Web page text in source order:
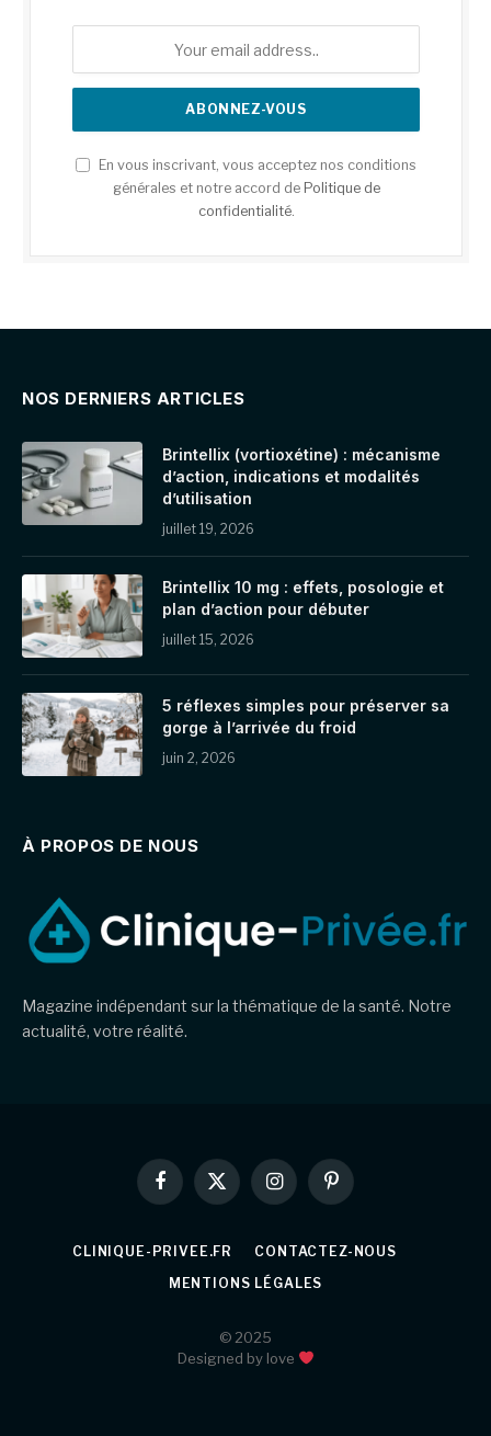
En vous inscrivant, vous acceptez nos conditions
générales et notre accord de Politique de
confidentialité.
NOS DERNIERS ARTICLES
Brintellix (vortioxétine) : mécanisme
d’action, indications et modalités
d’utilisation
juillet 19, 2026
Brintellix 10 mg : effets, posologie et
plan d’action pour débuter
juillet 15, 2026
5 réflexes simples pour préserver sa
gorge à l’arrivée du froid
juin 2, 2026
À PROPOS DE NOUS
Magazine indépendant sur la thématique de la santé. Notre
actualité, votre réalité.
Facebook
X
InstagramPinterest
CLINIQUE-PRIVEE.FR
CONTACTEZ-NOUS
MENTIONS LÉGALES
© 2025
Designed by love